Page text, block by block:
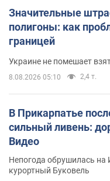
Значительные
полигоны: как
границей
Украине не помешает
8.08.2026 05:10 2,4 т.
В Прикарпатье
сильный ливень:
Видео
Непогода обрушилась
курортный Буковель